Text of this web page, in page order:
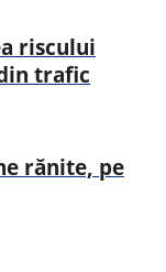
riscului
trafic
rănite, pe